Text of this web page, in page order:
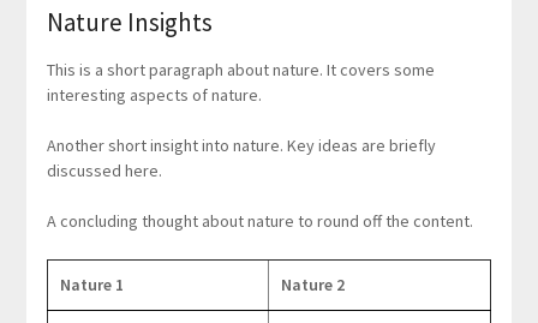
Nature Insights
This is a short paragraph about nature. It covers some
interesting aspects of nature.
Another short insight into nature. Key ideas are briefly
discussed here.
A concluding thought about nature to round off the content.
Nature 1 Nature 2